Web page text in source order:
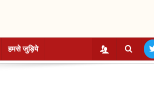
हमसे जुड़िये